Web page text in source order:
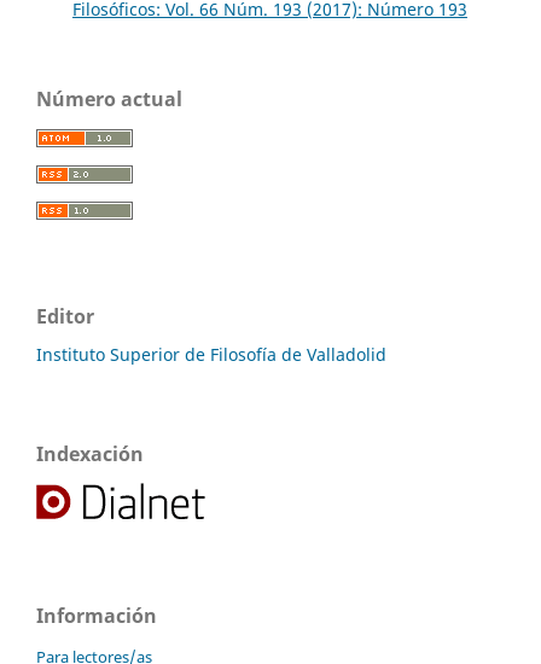
Filosóficos: Vol. 66 Núm. 193 (2017): Número 193
Número actual
Editor
Instituto Superior de Filosofía de Valladolid
Indexación
Información
Para lectores/as